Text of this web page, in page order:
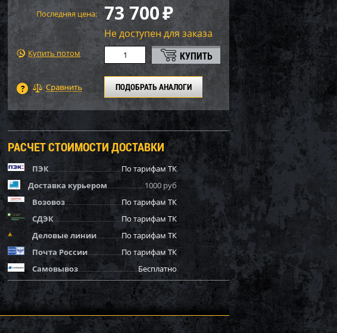
Последняя цена: 73 700₽
Не доступен для заказа
Купить потом
ПОДОБРАТЬ АНАЛОГИ
РАСЧЕТ СТОИМОСТИ ДОСТАВКИ
ПЭК
По тарифам ТК
Доставка курьером
1000 руб
Возовоз
По тарифам ТК
СДЭК
По тарифам ТК
Деловые линии
По тарифам ТК
Почта России
По тарифам ТК
Самовывоз
Бесплатно